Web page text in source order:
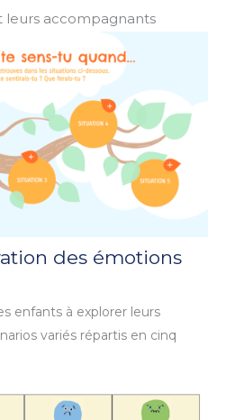
leurs accompagnants
des émotions
enfants à explorer leurs
variés répartis en cinq